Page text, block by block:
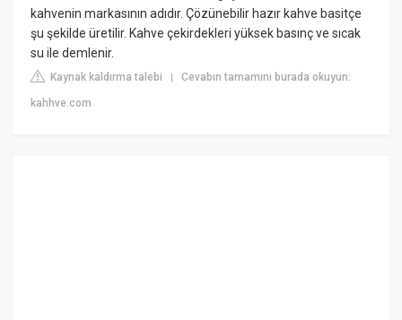
kahvenin markasının adıdır. Çözünebilir hazır kahve basitçe
şu şekilde üretilir. Kahve çekirdekleri yüksek basınç ve sıcak
su ile demlenir.
Kaynak kaldırma talebi |Cevabın tamamını burada okuyun:
kahhve.com